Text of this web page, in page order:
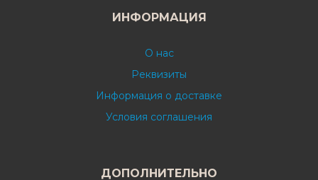
ИНФОРМАЦИЯ
О нас
Реквизиты
Информация о доставке
Условия соглашения
ДОПОЛНИТЕЛЬНО